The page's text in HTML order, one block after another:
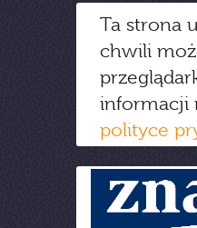
Ta strona
chwili
informacji
polityce